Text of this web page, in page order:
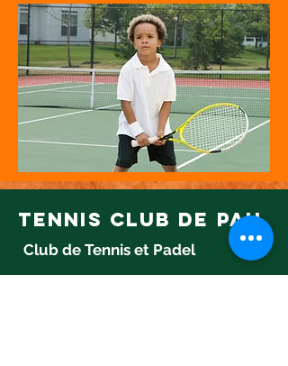
tennis club de pau
Club de Tennis et Padel